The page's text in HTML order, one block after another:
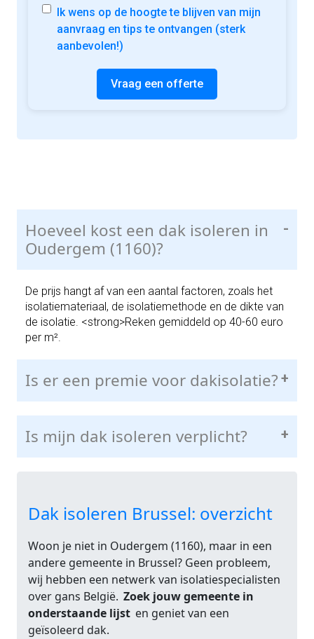
Ik wens op de hoogte te blijven van mijn
aanvraag en tips te ontvangen (sterk
aanbevolen!)
Vraag een offerte
Hoeveel kost een dak isoleren in
Oudergem (1160)?
-
De prijs hangt af van een aantal factoren, zoals het
isolatiemateriaal, de isolatiemethode en de dikte van
de isolatie. <strong>Reken gemiddeld op 40-60 euro
per m².
Is er een premie voor dakisolatie? +
Is mijn dak isoleren verplicht? +
Dak isoleren Brussel: overzicht
Woon je niet in Oudergem (1160), maar in een
andere gemeente in Brussel? Geen probleem,
wij hebben een netwerk van isolatiespecialisten
over gans België. Zoek jouw gemeente in
onderstaande lijst en geniet van een
geïsoleerd dak.